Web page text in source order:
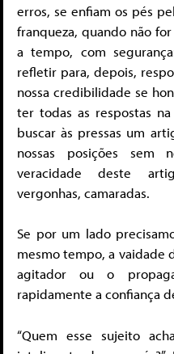
erros, se enfiam os pés
franqueza, quando não
a tempo, com
refletir para, depois,
nossa credibilidade se
ter todas as respostas
buscar às pressas um
nossas posições sem
veracidade deste
vergonhas, camaradas.
Se por um lado
mesmo tempo, a vaidade
agitador ou o
rapidamente a confiança
“Quem esse sujeito